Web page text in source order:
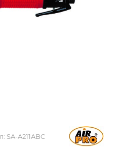
SA-A211ABC